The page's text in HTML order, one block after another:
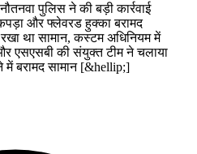
पुलिस ने की बड़ी कार्रवाई
और फ्लेवरड हुक्का बरामद
था सामान, कस्टम अधिनियम में
एसएसबी की संयुक्त टीम ने चलाया
में बरामद सामान [&hellip;]